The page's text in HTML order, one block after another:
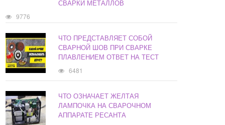
СВАРКИ МЕТАЛЛОВ
9776
ЧТО ПРЕДСТАВЛЯЕТ СОБОЙ
СВАРНОЙ ШОВ ПРИ СВАРКЕ
ПЛАВЛЕНИЕМ ОТВЕТ НА ТЕСТ
6481
ЧТО ОЗНАЧАЕТ ЖЕЛТАЯ
ЛАМПОЧКА НА СВАРОЧНОМ
АППАРАТЕ РЕСАНТА